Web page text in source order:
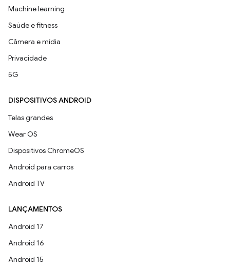
Machine learning
Saúde e fitness
Câmera e mídia
Privacidade
5G
DISPOSITIVOS ANDROID
Telas grandes
Wear OS
Dispositivos ChromeOS
Android para carros
Android TV
LANÇAMENTOS
Android 17
Android 16
Android 15